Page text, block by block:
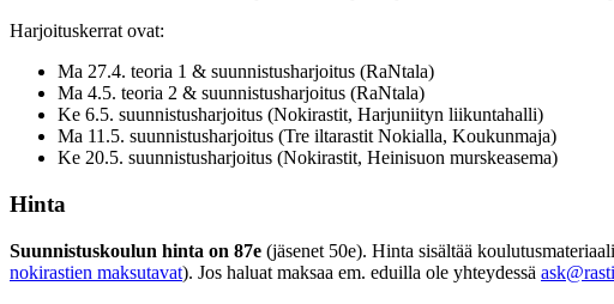
Harjoituskerrat ovat:
Ma 27.4. teoria 1 & suunnistusharjoitus (RaNtala)
Ma 4.5. teoria 2 & suunnistusharjoitus (RaNtala)
Ke 6.5. suunnistusharjoitus (Nokirastit, Harjuniityn liikuntahalli)
Ma 11.5. suunnistusharjoitus (Tre iltarastit Nokialla, Koukunmaja)
Ke 20.5. suunnistusharjoitus (Nokirastit, Heinisuon murskeasema)
Hinta
Suunnistuskoulun hinta on 87e (jäsenet 50e). Hinta sisältää
nokirastien maksutavat). Jos haluat maksaa em. eduilla ole yhteydessä